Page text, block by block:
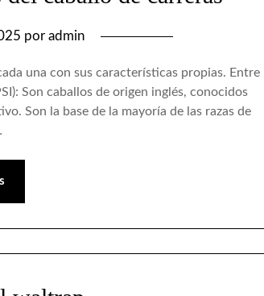
por admin
una con sus características propias. Entre
Son caballos de origen inglés, conocidos
Son la base de la mayoría de las razas de